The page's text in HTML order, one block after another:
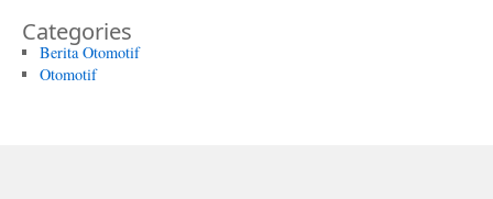
Categories
Berita Otomotif
Otomotif